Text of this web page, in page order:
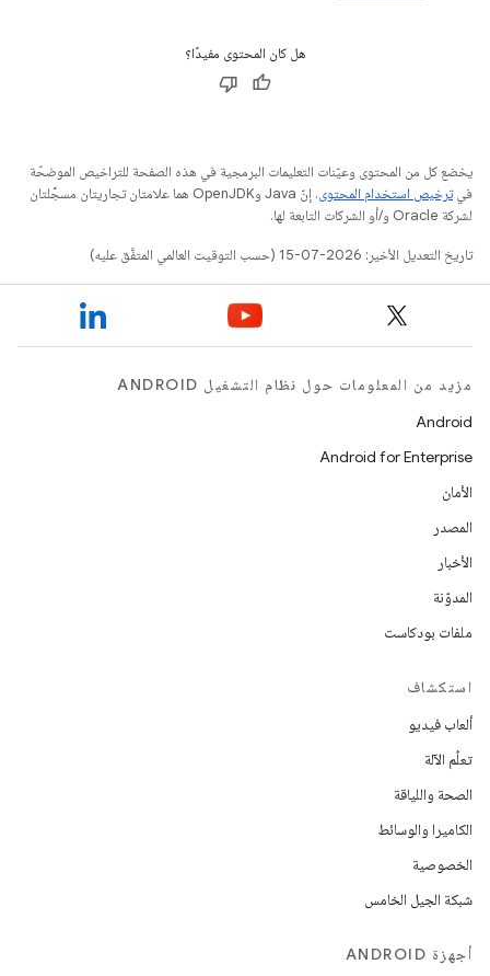
هل كان المحتوى مفيدًا؟
يخضع كل من المحتوى وعيّنات التعليمات البرمجية في هذه الصفحة للتراخيص الموضحّة
فيترخيص استخدام المحتوى
. إنّ Java وOpenJDK هما علامتان تجاريتان مسجَّلتان
لشركة Oracle و/أو الشركات التابعة لها.
تاريخ التعديل الأخير: 2026-07-15 (حسب التوقيت العالمي المتفَّق عليه)
مزيد من المعلومات حول نظام التشغيل ANDROID
Android
Android for Enterprise
الأمان
المصدر
الأخبار
المدوّنة
ملفات بودكاست
استكشاف
ألعاب فيديو
تعلُم الآلة
الصحة واللياقة
الكاميرا والوسائط
الخصوصية
شبكة الجيل الخامس
أجهزة ANDROID